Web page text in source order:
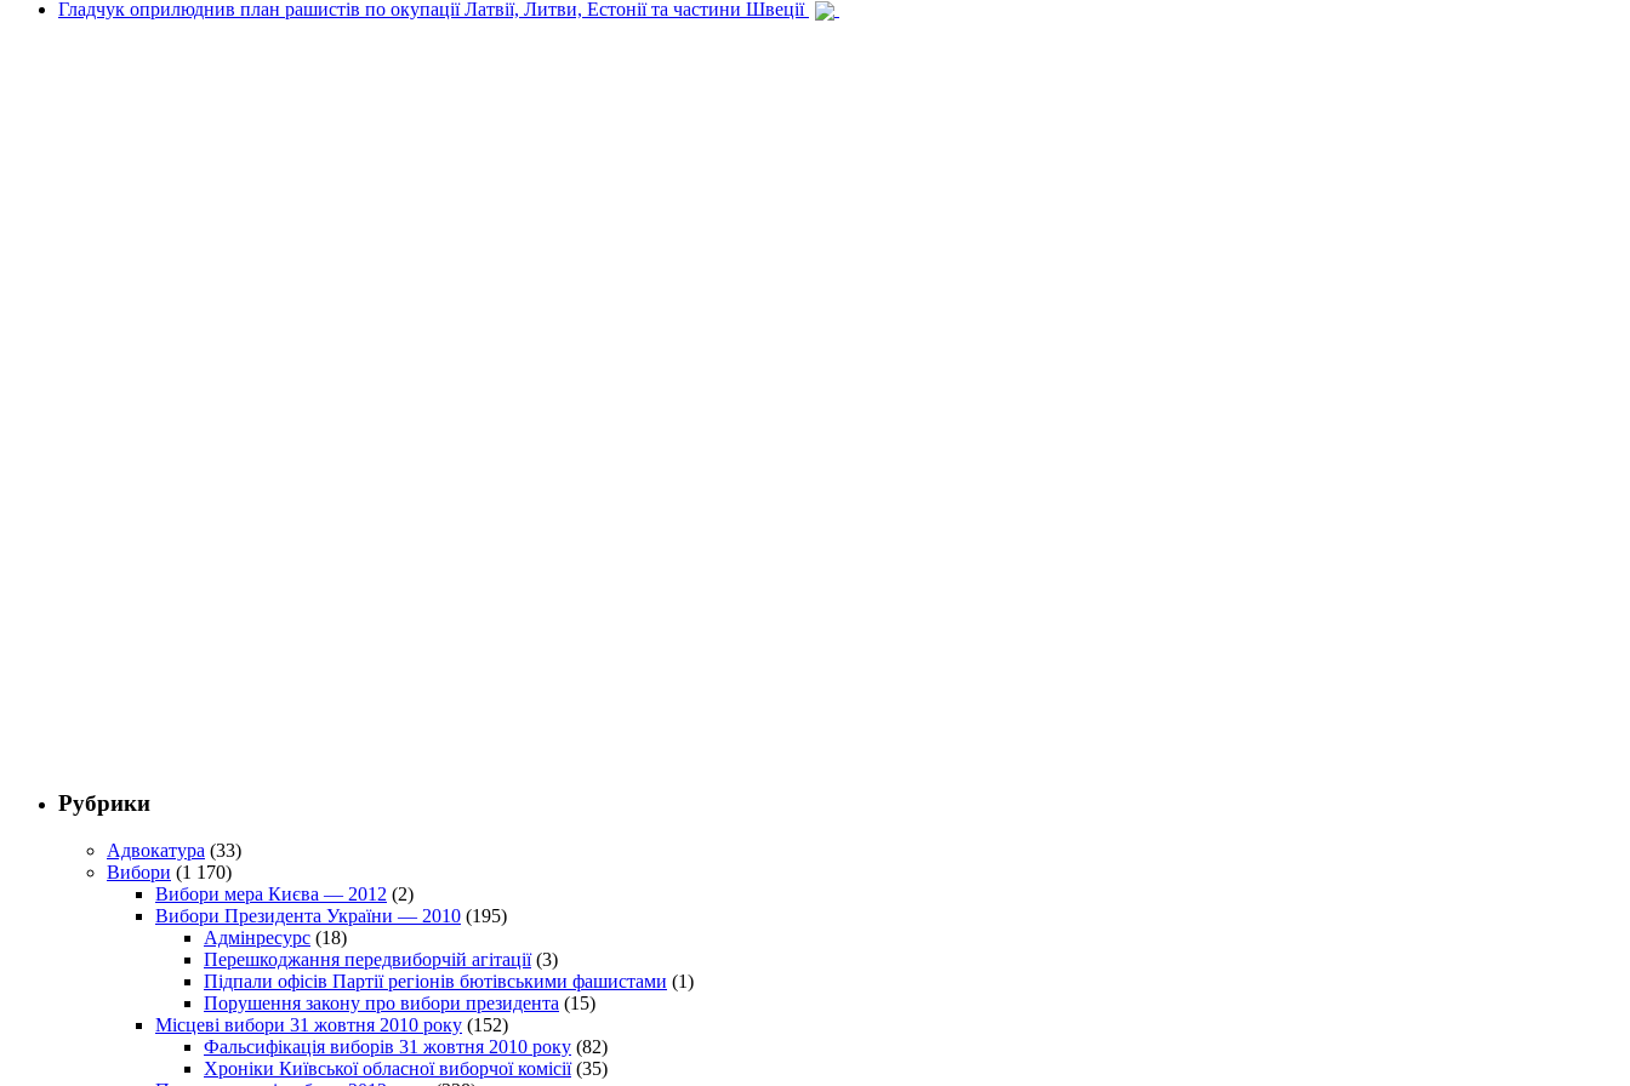
Гладчук оприлюднив план рашистів по окупації Латвії, Литви, Естонії та частини Швеції
Рубрики
Адвокатура (33)
Вибори (1 170)
Вибори мера Києва — 2012 (2)
Вибори Президента України — 2010 (195)
Адмінресурс (18)
Перешкоджання передвиборчій агітації(3)
Підпали офісів Партії регіонів бютівськими фашистами (1)
Порушення закону про вибори президента (15)
Місцеві вибори 31 жовтня 2010 року (152)
Фальсифікація виборів 31 жовтня 2010 року (82)
Хроніки Київської обласної виборчої комісії(35)